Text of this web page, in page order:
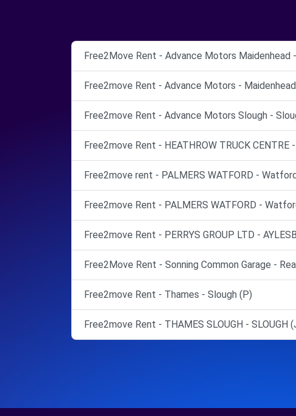
Free2Move Rent - Advance Motors Maidenhead
Free2move Rent - Advance Motors -
Free2move Rent - Advance Motors Slough -
Free2move Rent - HEATHROW TRUCK CENTRE
Free2move rent - PALMERS WATFORD -
Free2move Rent - PALMERS WATFORD -
Free2move Rent - PERRYS GROUP LTD -
Free2Move Rent - Sonning Common Garage -
Free2move Rent - Thames - Slough (P)
Free2move Rent - THAMES SLOUGH - SLOUGH